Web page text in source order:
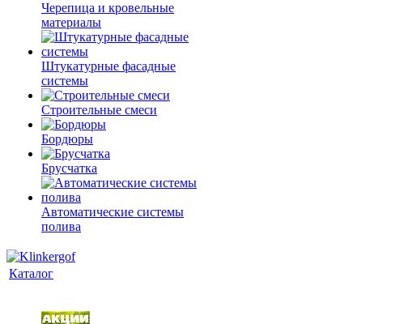
Черепица и кровельные
материалы
Штукатурные фасадные
системы
Строительные смеси
Бордюры
Брусчатка
Автоматические системы
полива
Каталог